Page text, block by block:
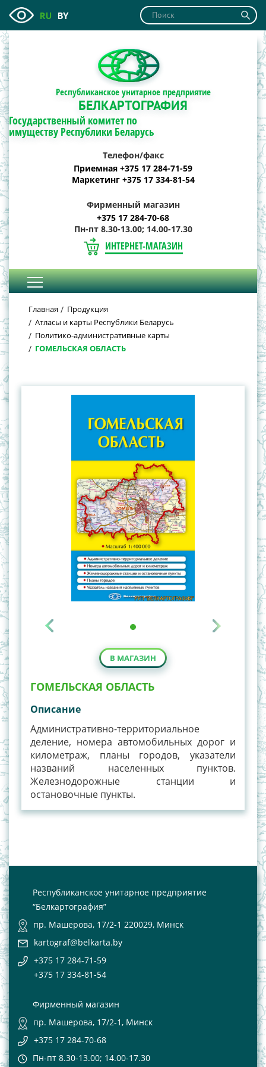
RU BY
Республиканское унитарное предприятие
БЕЛКАРТОГРАФИЯ
Государственный комитет по
имуществу Республики Беларусь
Телефон/факс
Приемная +375 17 284-71-59
Маркетинг +375 17 334-81-54
Фирменный магазин
+375 17 284-70-68
Пн-пт 8.30-13.00; 14.00-17.30
ИНТЕРНЕТ-МАГАЗИН
Главная
Продукция
Атласы и карты Республики Беларусь
Политико-административные карты
ГОМЕЛЬСКАЯ ОБЛАСТЬ
В МАГАЗИН
ГОМЕЛЬСКАЯ ОБЛАСТЬ
Описание
Административно-территориальное
деление, номера автомобильных дорог и
километраж, планы городов, указатели
названий населенных пунктов.
Железнодорожные станции и
остановочные пункты.
Республиканское унитарное предприятие
“Белкартография”
пр. Машерова, 17/2-1 220029, Минск
kartograf@belkarta.by
+375 17 284-71-59
+375 17 334-81-54
Фирменный магазин
пр. Машерова, 17/2-1, Минск
+375 17 284-70-68
Пн-пт 8.30-13.00; 14.00-17.30